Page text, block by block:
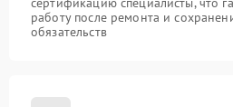
работу после ремонта и
обязательств